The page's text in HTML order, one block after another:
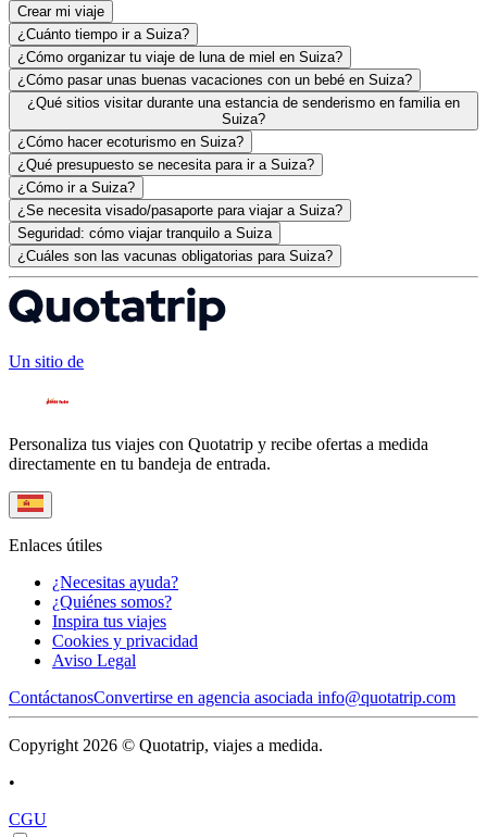
Crear mi viaje
¿Cuánto tiempo ir a Suiza?
¿Cómo organizar tu viaje de luna de miel en Suiza?
¿Cómo pasar unas buenas vacaciones con un bebé en Suiza?
¿Qué sitios visitar durante una estancia de senderismo en familia en
Suiza?
¿Cómo hacer ecoturismo en Suiza?
¿Qué presupuesto se necesita para ir a Suiza?
¿Cómo ir a Suiza?
¿Se necesita visado/pasaporte para viajar a Suiza?
Seguridad: cómo viajar tranquilo a Suiza
¿Cuáles son las vacunas obligatorias para Suiza?
Un sitio de
Personaliza tus viajes con Quotatrip y recibe ofertas a medida
directamente en tu bandeja de entrada.
Enlaces útiles
¿Necesitas ayuda?
¿Quiénes somos?
Inspira tus viajes
Cookies y privacidad
Aviso Legal
ContáctanosConvertirse en agencia asociada info@quotatrip.com
Copyright 2026 © Quotatrip, viajes a medida.
•
CGU